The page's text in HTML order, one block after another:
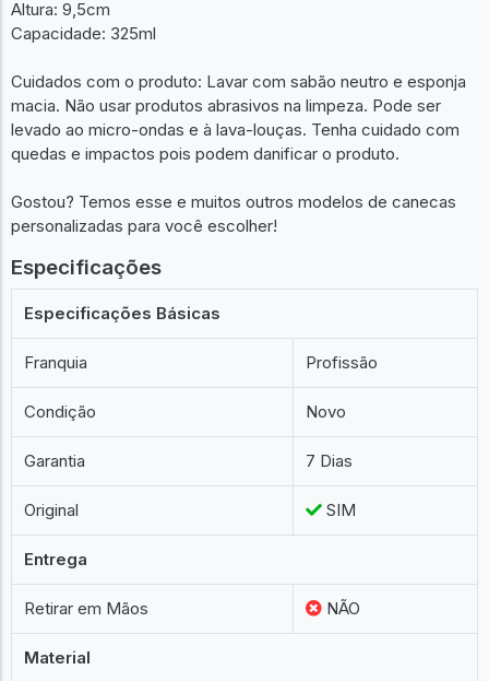
Altura: 9,5cm
Capacidade: 325ml
Cuidados com o produto: Lavar com sabão neutro e esponja
macia. Não usar produtos abrasivos na limpeza. Pode ser
levado ao micro-ondas e à lava-louças. Tenha cuidado com
quedas e impactos pois podem danificar o produto.
Gostou? Temos esse e muitos outros modelos de canecas
personalizadas para você escolher!
Especificações
Especificações Básicas
Franquia Profissão
Condição Novo
Garantia 7 Dias
Original SIM
Entrega
Retirar em Mãos NÃO
Material